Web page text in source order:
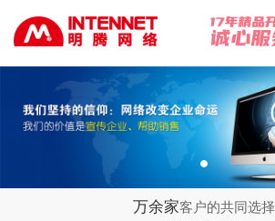
万余家客户的共同选择